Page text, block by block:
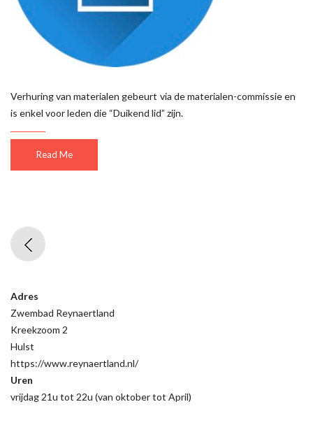
Verhuring van materialen gebeurt via de materialen-commissie en
is enkel voor leden die “Duikend lid” zijn.
Read Me
Adres
Zwembad Reynaertland
Kreekzoom 2
Hulst
https://www.reynaertland.nl/
Uren
vrijdag 21u tot 22u (van oktober tot April)